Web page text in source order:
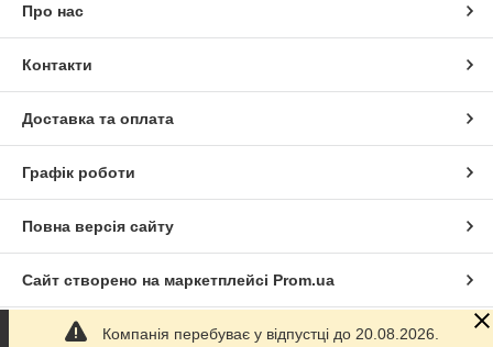
Про нас
Контакти
Доставка та оплата
Графік роботи
Повна версія сайту
Сайт створено на маркетплейсі Prom.ua
Політика конфіденційності
Компанія перебуває у відпустці до 20.08.2026.